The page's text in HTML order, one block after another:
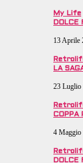
My Life
DOLCE
13 Aprile
LA
23 Luglio
COPPA
4 Maggio
DOLCE